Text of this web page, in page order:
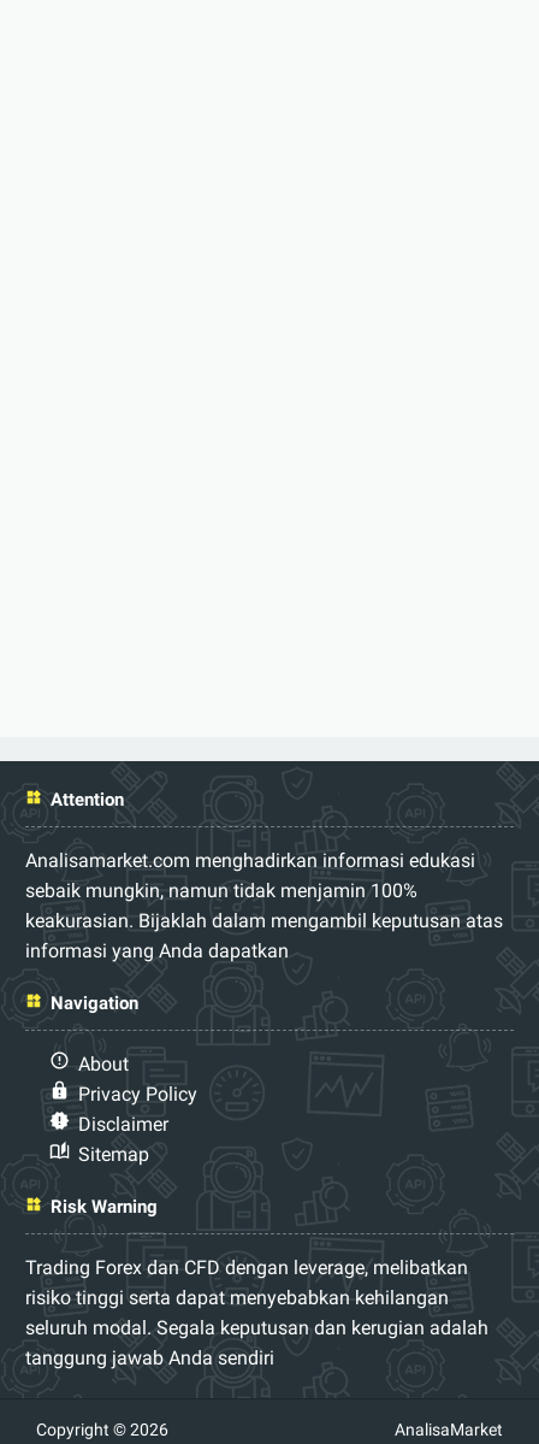
Attention
Analisamarket.com menghadirkan informasi edukasi
sebaik mungkin, namun tidak menjamin 100%
keakurasian. Bijaklah dalam mengambil keputusan atas
informasi yang Anda dapatkan
Navigation
About
Privacy Policy
Disclaimer
Sitemap
Risk Warning
Trading Forex dan CFD dengan leverage, melibatkan
risiko tinggi serta dapat menyebabkan kehilangan
seluruh modal. Segala keputusan dan kerugian adalah
tanggung jawab Anda sendiri
Copyright © 2026 AnalisaMarket